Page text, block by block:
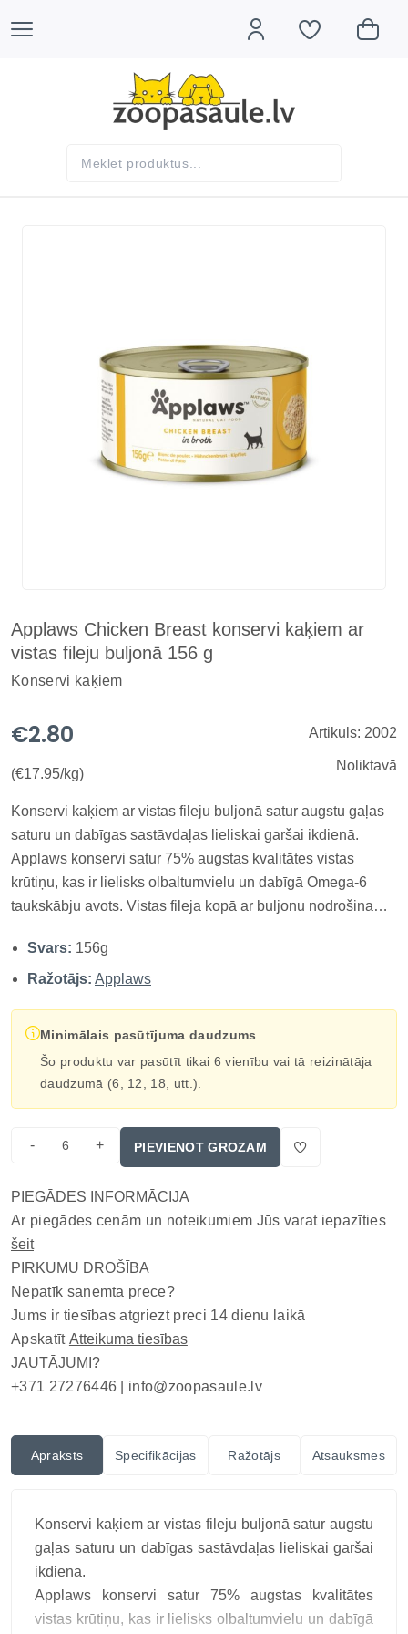
Applaws Chicken Breast konservi kaķiem ar
vistas fileju buljonā 156 g
Konservi kaķiem
€2.80
(€17.95/kg)
Artikuls: 2002
Noliktavā
Konservi kaķiem ar vistas fileju buljonā satur augstu gaļas
saturu un dabīgas sastāvdaļas lieliskai garšai ikdienā.
Applaws konservi satur 75% augstas kvalitātes vistas
krūtiņu, kas ir lielisks olbaltumvielu un dabīgā Omega-6
taukskābju avots. Vistas fileja kopā ar buljonu nodrošina
rīsi uzlabo barības sagremojamību. Produkts nesatur
mākslī...
Svars: 156g
Ražotājs: Applaws
Minimālais pasūtījuma daudzums
Šo produktu var pasūtīt tikai 6 vienību vai tā reizinātāja
daudzumā (6, 12, 18, utt.).
- + PIEVIENOT GROZAM
PIEGĀDES INFORMĀCIJA
Ar piegādes cenām un noteikumiem Jūs varat iepazīties
šeit
PIRKUMU DROŠĪBA
Nepatīk saņemta prece?
Jums ir tiesības atgriezt preci 14 dienu laikā
Apskatīt Atteikuma tiesības
JAUTĀJUMI?
+371 27276446 | info@zoopasaule.lv
Apraksts Specifikācijas Ražotājs Atsauksmes
Konservi kaķiem ar vistas fileju buljonā satur augstu
gaļas saturu un dabīgas sastāvdaļas lieliskai garšai
ikdienā.
Applaws konservi satur 75% augstas kvalitātes
vistas krūtiņu, kas ir lielisks olbaltumvielu un dabīgā